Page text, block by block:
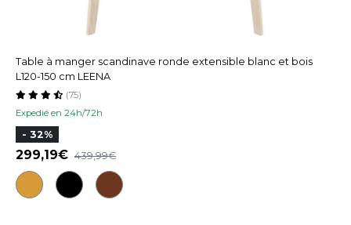
Table à manger scandinave ronde extensible blanc et bois
L120-150 cm LEENA
Expedié en 24h/72h
(75)
- 32%
299,19 439,99